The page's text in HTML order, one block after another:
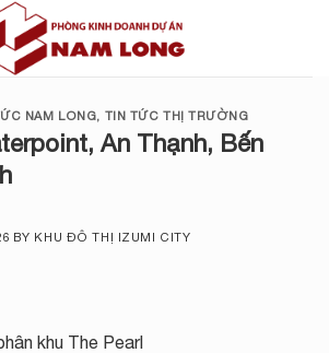
NAM LONG, TIN TỨC THỊ TRƯỜNG
An Thạnh, Bến
BY KHU ĐÔ THỊ IZUMI CITY
khu The Pearl